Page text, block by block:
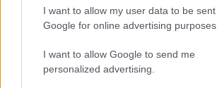
I want to allow my user data to be
Google for online advertising purposes.
I want to allow Google to send me
personalized advertising.
Όροι Χρήσης . Το site προστατεύεται από
Διεθνή